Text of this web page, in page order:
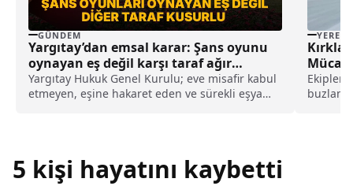
GÜNDEM
Yargıtay’dan emsal karar: Şans oyunu
oynayan eş değil karşı taraf ağır
kusurlu sayıldı
Yargıtay Hukuk Genel Kurulu; eve misafir kabul
etmeyen, eşine hakaret eden ve sürekli eşya
YEREL
Ekipler
5 kişi hayatını kaybetti